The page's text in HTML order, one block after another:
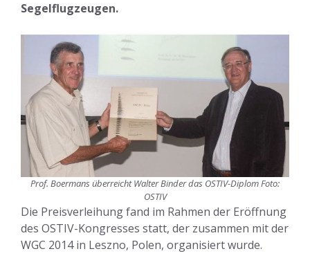
Segelflugzeugen.
Prof. Boermans überreicht Walter Binder das OSTIV-Diplom Foto:
OSTIV
Die Preisverleihung fand im Rahmen der Eröffnung
des OSTIV-Kongresses statt, der zusammen mit der
WGC 2014 in Leszno, Polen, organisiert wurde.